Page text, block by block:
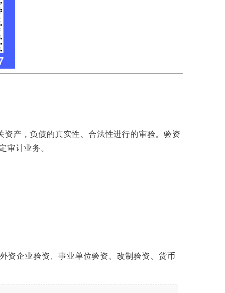
产，负债的真实性、合法性进行的审验。验资
审计业务。
企业验资、事业单位验资、改制验资、货币